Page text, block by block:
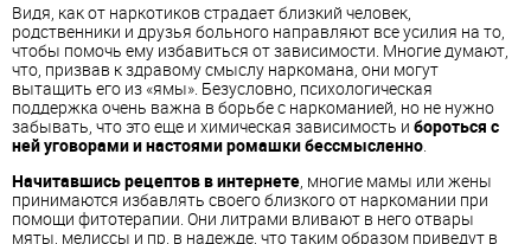
Видя, как от наркотиков страдает близкий человек,
родственники и друзья больного направляют все усилия на то,
чтобы помочь ему избавиться от зависимости. Многие думают,
что, призвав к здравому смыслу наркомана, они могут
вытащить его из «ямы». Безусловно, психологическая
поддержка очень важна в борьбе с наркоманией, но не нужно
забывать, что это еще и химическая зависимость и бороться с
ней уговорами и настоями ромашки бессмысленно.
Начитавшись рецептов в интернете, многие мамы или жены
принимаются избавлять своего близкого от наркомании при
помощи фитотерапии. Они литрами вливают в него отвары
мяты, мелиссы и пр. в надежде, что таким образом приведут в